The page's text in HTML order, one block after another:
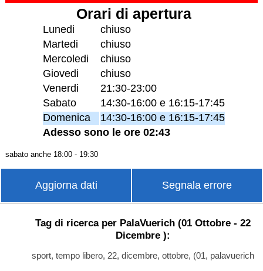
Orari di apertura
Lunedi
chiuso
Martedi
chiuso
Mercoledi
chiuso
Giovedi
chiuso
Venerdi
21:30-23:00
Sabato
14:30-16:00 e 16:15-17:45
Domenica
14:30-16:00 e 16:15-17:45
Adesso sono le ore 02:43
sabato anche 18:00 - 19:30
Aggiorna dati Segnala errore
Tag di ricerca per PalaVuerich (01 Ottobre - 22
Dicembre ):
sport, tempo libero, 22, dicembre, ottobre, (01, palavuerich